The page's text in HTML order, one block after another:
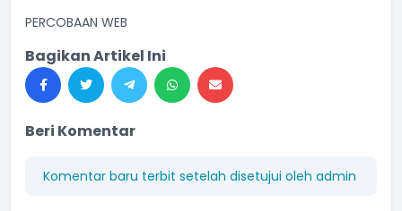
PERCOBAAN WEB
Bagikan Artikel Ini
Beri Komentar
Komentar baru terbit setelah disetujui oleh admin